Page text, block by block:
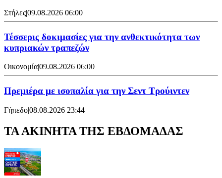
Στήλες|09.08.2026 06:00
Τέσσερις δοκιμασίες για την ανθεκτικότητα των
κυπριακών τραπεζών
Οικονομία|09.08.2026 06:00
Πρεμιέρα με ισοπαλία για την Σεντ Τρούιντεν
Γήπεδο|08.08.2026 23:44
ΤΑ ΑΚΙΝΗΤΑ ΤΗΣ ΕΒΔΟΜΑΔΑΣ